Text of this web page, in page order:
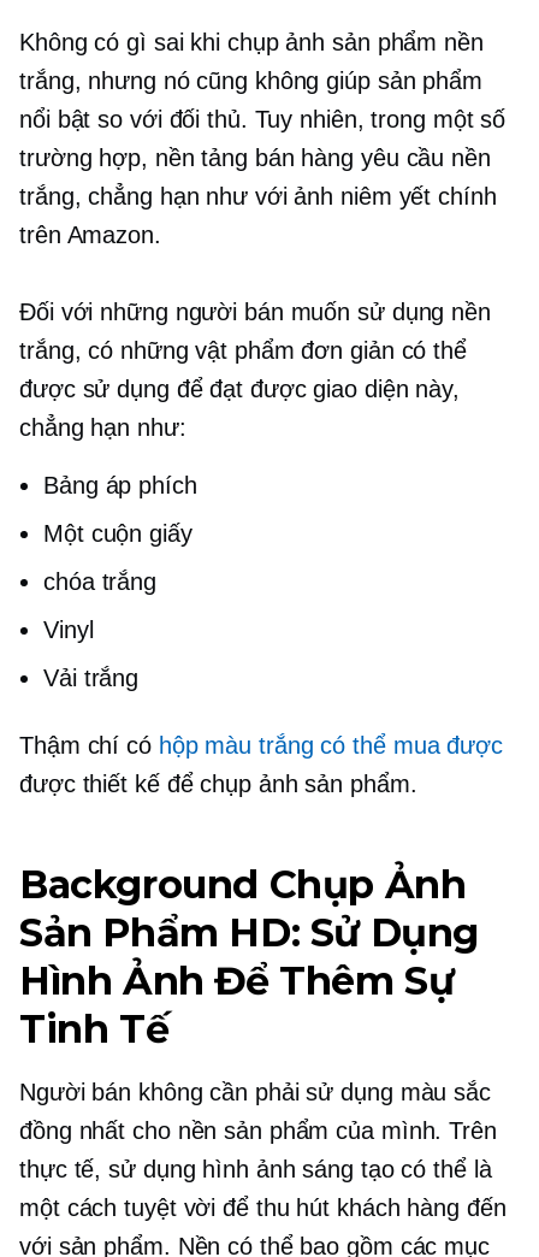
Không có gì sai khi chụp ảnh sản phẩm nền
trắng, nhưng nó cũng không giúp sản phẩm
nổi bật so với đối thủ. Tuy nhiên, trong một số
trường hợp, nền tảng bán hàng yêu cầu nền
trắng, chẳng hạn như với ảnh niêm yết chính
trên Amazon.
Đối với những người bán muốn sử dụng nền
trắng, có những vật phẩm đơn giản có thể
được sử dụng để đạt được giao diện này,
chẳng hạn như:
Bảng áp phích
Một cuộn giấy
chóa trắng
Vinyl
Vải trắng
Thậm chí có hộp màu trắng có thể mua được
được thiết kế để chụp ảnh sản phẩm.
Background Chụp Ảnh
Sản Phẩm HD: Sử Dụng
Hình Ảnh Để Thêm Sự
Tinh Tế
Người bán không cần phải sử dụng màu sắc
đồng nhất cho nền sản phẩm của mình. Trên
thực tế, sử dụng hình ảnh sáng tạo có thể là
một cách tuyệt vời để thu hút khách hàng đến
với sản phẩm. Nền có thể bao gồm các mục